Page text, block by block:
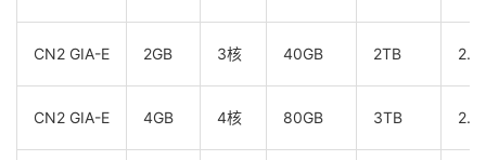
CN2 GIA-E 2GB 3核 40GB 2TB
CN2 GIA-E 4GB 4核 80GB 3TB